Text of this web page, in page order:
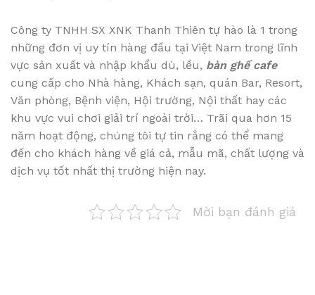
Công ty TNHH SX XNK Thanh Thiên tự hào là 1 trong
những đơn vị uy tín hàng đầu tại Việt Nam trong lĩnh
vực sản xuất và nhập khẩu dù, lều, bàn ghế cafe
cung cấp cho Nhà hàng, Khách sạn, quán Bar, Resort,
Văn phòng, Bệnh viện, Hội trường, Nội thất hay các
khu vực vui chơi giải trí ngoài trời… Trãi qua hơn 15
năm hoạt động, chúng tôi tự tin rằng có thể mang
đến cho khách hàng về giá cả, mẫu mã, chất lượng và
dịch vụ tốt nhất thị trường hiện nay.
Mời bạn đánh giá